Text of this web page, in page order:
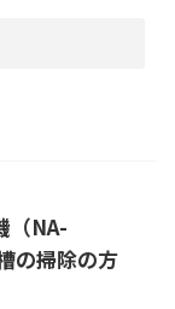
（NA-
の掃除の方